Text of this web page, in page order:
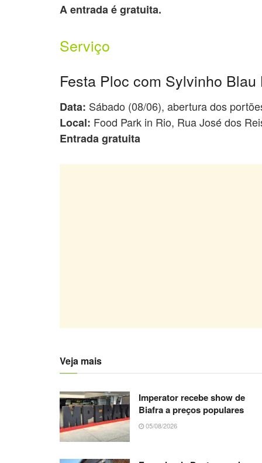
A entrada é gratuita.
Serviço
Festa Ploc com Sylvinho Blau
Data: Sábado (08/06), abertura dos
Local: Food Park in Rio, Rua José dos
Entrada gratuita
Veja mais
Imperator recebe show de
Biafra a preços populares
05/08/2026